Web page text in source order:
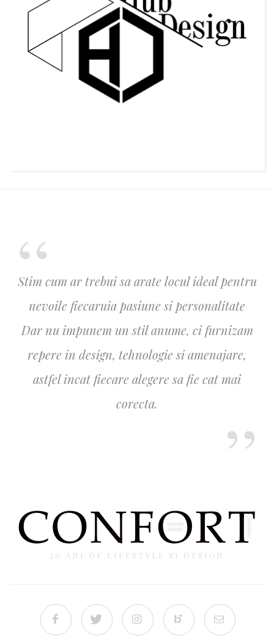
Stim cum ar trebui sa arate locul ideal pentru
nevoile fiecaruia pasiune si personalitate
Dar nu impunem un stil anume, ci furnizam
repere in design, tehnologie si amenajare,
astfel incat fiecare alegere sa fie cat mai
corecta.
20 ANI DE LIFESTYLE SI DESIGN